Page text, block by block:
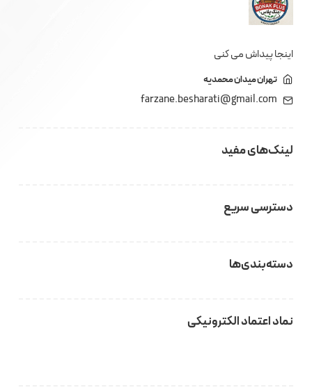
اینجا پیداش می کنی
تهران میدان محمدیه
farzane.besharati@gmail.com
لینک‌های مفید
دسترسی سریع
دسته‌بندی‌ها
نماد اعتماد الکترونیکی